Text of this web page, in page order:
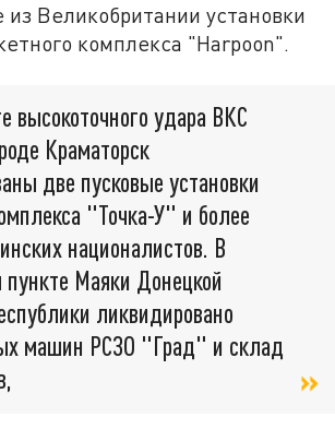
Великобритании установки
комплекса "Harpoon".
высокоточного удара ВКС
Краматорск
две пусковые установки
"Точка-У" и более
националистов. В
Маяки Донецкой
ликвидировано
машин РСЗО "Град" и склад